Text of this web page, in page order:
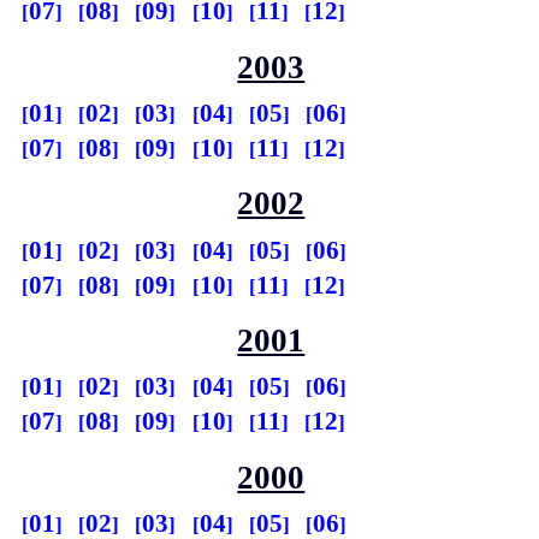
07 08 09 10 11 12
2003
01 02 03 04 05
06
07
08 09 10 11 12
2002
01 02 03 04 05
06
07
08 09 10 11 12
2001
01 02 03 04 05
06
07
08 09 10 11 12
2000
01 02 03 04 05 06